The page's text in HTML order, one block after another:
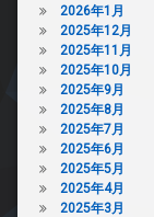
2026年1月
2025年12月
2025年11月
2025年10月
2025年9月
2025年8月
2025年7月
2025年6月
2025年5月
2025年4月
2025年3月